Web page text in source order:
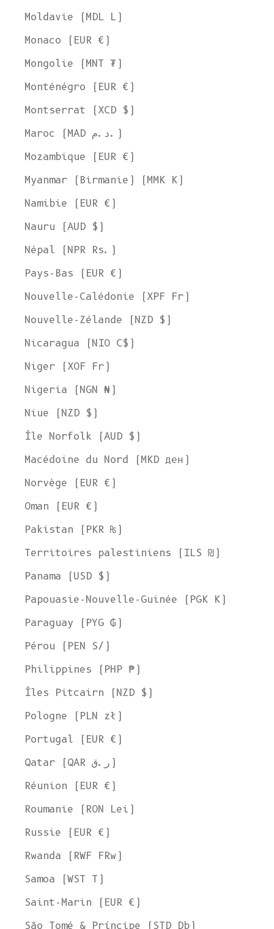
Moldavie (MDL L)
Monaco (EUR €)
Mongolie (MNT ₮)
Monténégro (EUR €)
Montserrat (XCD $)
Maroc (MAD د.م.)
Mozambique (EUR €)
Myanmar (Birmanie) (MMK K)
Namibie (EUR €)
Nauru (AUD $)
Népal (NPR Rs.)
Pays-Bas (EUR €)
Nouvelle-Calédonie (XPF Fr)
Nouvelle-Zélande (NZD $)
Nicaragua (NIO C$)
Niger (XOF Fr)
Nigeria (NGN ₦)
Niue (NZD $)
Île Norfolk (AUD $)
Macédoine du Nord (MKD ден)
Norvège (EUR €)
Oman (EUR €)
Pakistan (PKR ₨)
Territoires palestiniens (ILS ₪)
Panama (USD $)
Papouasie-Nouvelle-Guinée (PGK K)
Paraguay (PYG ₲)
Pérou (PEN S/)
Philippines (PHP ₱)
Îles Pitcairn (NZD $)
Pologne (PLN zł)
Portugal (EUR €)
Qatar (QAR ر.ق)
Réunion (EUR €)
Roumanie (RON Lei)
Russie (EUR €)
Rwanda (RWF FRw)
Samoa (WST T)
Saint-Marin (EUR €)
São Tomé & Príncipe (STD Db)
Bienvenue chez L'ENVERS
l'option qui vous convient le mieux :